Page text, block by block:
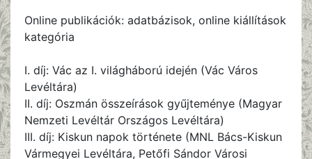
Online publikációk: adatbázisok, online kiállítások
kategória
I. díj: Vác az I. világháború idején (Vác Város
Levéltára)
II. díj: Oszmán összeírások gyűjteménye (Magyar
Nemzeti Levéltár Országos Levéltára)
III. díj: Kiskun napok története (MNL Bács-Kiskun
Vármegyei Levéltára, Petőfi Sándor Városi